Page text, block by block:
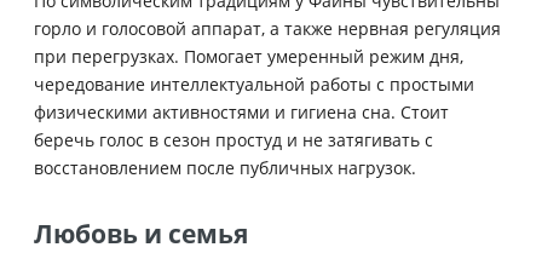
горло и голосовой аппарат, а также нервная регуляция
при перегрузках. Помогает умеренный режим дня,
чередование интеллектуальной работы с простыми
физическими активностями и гигиена сна. Стоит
беречь голос в сезон простуд и не затягивать с
восстановлением после публичных нагрузок.
Любовь и семья